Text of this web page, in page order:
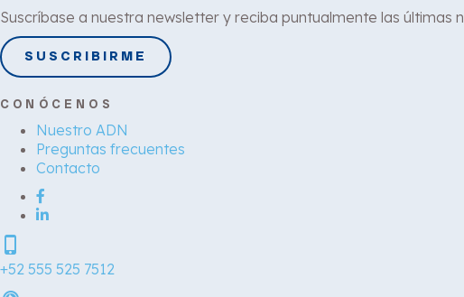
Suscríbase a nuestra newsletter y reciba puntualmente las últimas
SUSCRIBIRME
CONÓCENOS
Nuestro ADN
Preguntas frecuentes
Contacto
phone_iphone
+52 555 525 7512